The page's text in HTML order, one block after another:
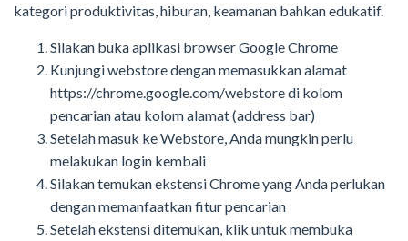
kategoriproduktivitas, hiburan, keamanan bahkan edukatif.
Silakan bukaaplikasi browser Google Chrome
Kunjungi webstoredengan memasukkan alamat
https://chrome.google.com/webstoredi kolom
pencarian atau kolom alamat (address bar)
Setelah masuk ke Webstore, Anda mungkin perlu
melakukan login kembali
Silakan temukan ekstensi Chrome yang Anda perlukan
dengan memanfaatkan fitur pencarian
Setelah ekstensi ditemukan, klik untuk membuka